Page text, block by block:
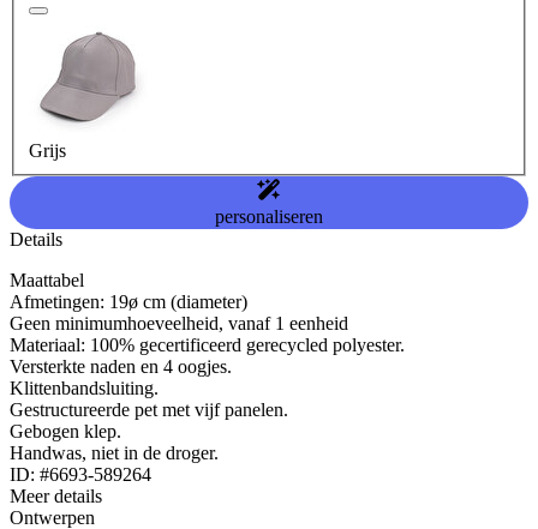
Grijs
personaliseren
Details
Maattabel
Afmetingen: 19ø cm (diameter)
Geen minimumhoeveelheid, vanaf 1 eenheid
Materiaal: 100% gecertificeerd gerecycled polyester.
Versterkte naden en 4 oogjes.
Klittenbandsluiting.
Gestructureerde pet met vijf panelen.
Gebogen klep.
Handwas, niet in de droger.
ID: #6693-589264
Meer details
Ontwerpen